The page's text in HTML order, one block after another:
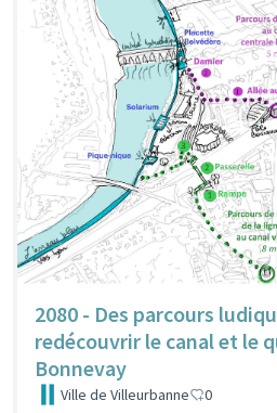
2080 - Des parcours
redécouvrir le canal et le
Bonnevay
Ville de Villeurbanne 0